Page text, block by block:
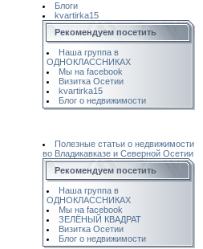
Блоги
kvartirka15
Рекомендуем посетить
Наша группа в
ОДНОКЛАССНИКАХ
Мы на facebook
Визитка Осетии
kvartirka15
Блог о недвижимости
Полезные статьи о недвижимости
во Владикавказе и Северной Осетии
Рекомендуем посетить
Наша группа в
ОДНОКЛАССНИКАХ
Мы на facebook
ЗЕЛЁНЫЙ КВАДРАТ
Визитка Осетии
Блог о недвижимости